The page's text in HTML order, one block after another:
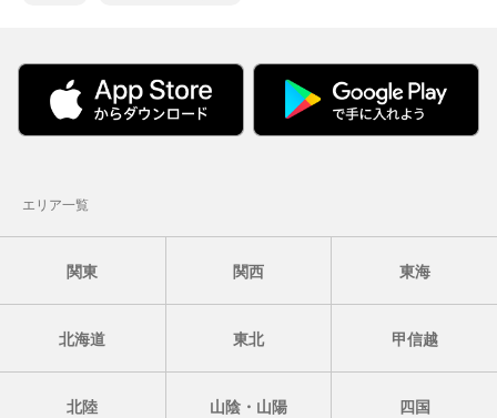
エリア一覧
関東 関西 東海
北海道 東北 甲信越
北陸 山陰・山陽 四国